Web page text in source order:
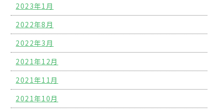
2023年1月
2022年8月
2022年3月
2021年12月
2021年11月
2021年10月